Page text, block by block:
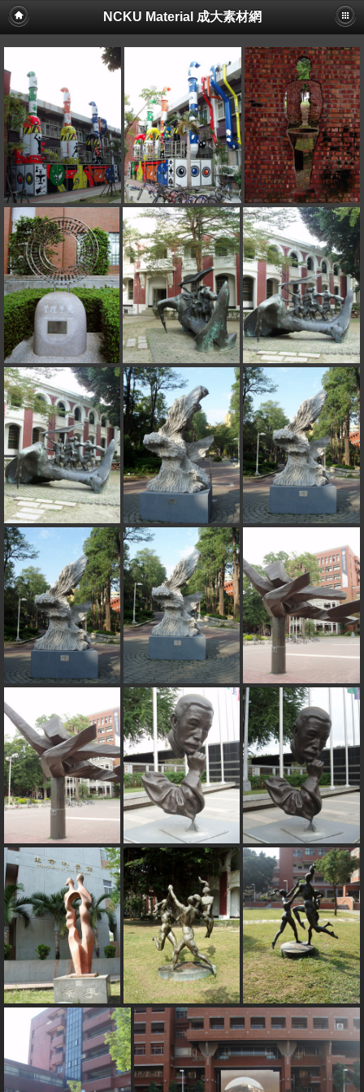
NCKU Material 成大素材網